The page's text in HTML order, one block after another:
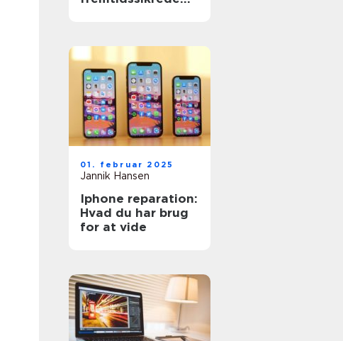
01. februar 2025
Jannik Hansen
Iphone reparation:
Hvad du har brug
for at vide